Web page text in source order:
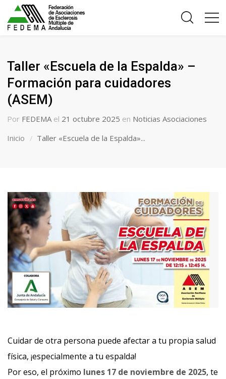
Taller «Escuela de la Espalda» –
Formación para cuidadores
(ASEM)
Por FEDEMA el 21 octubre 2025 en Noticias Asociaciones
Inicio
Taller «Escuela de la Espalda»...
Cuidar de otra persona puede afectar a tu propia salud
física, ¡especialmente a tu espalda!
Por eso, el próximo lunes 17 de noviembre de 2025, te